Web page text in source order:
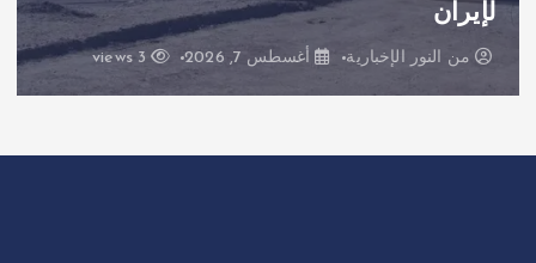
لإيران
من النور الإخبارية أغسطس 7, 2026 3 views